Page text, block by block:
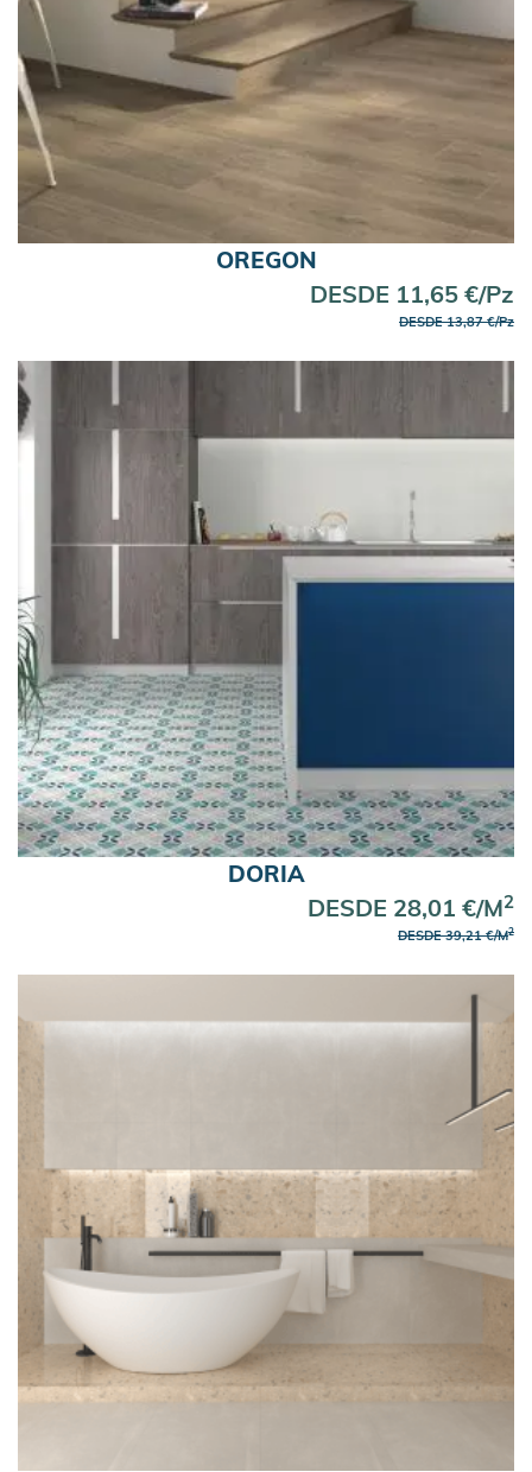
OREGON
DESDE 11,65 €/Pz
DESDE 13,87 €/Pz
DORIA
DESDE 28,01 €/M2
DESDE 39,21 €/M2